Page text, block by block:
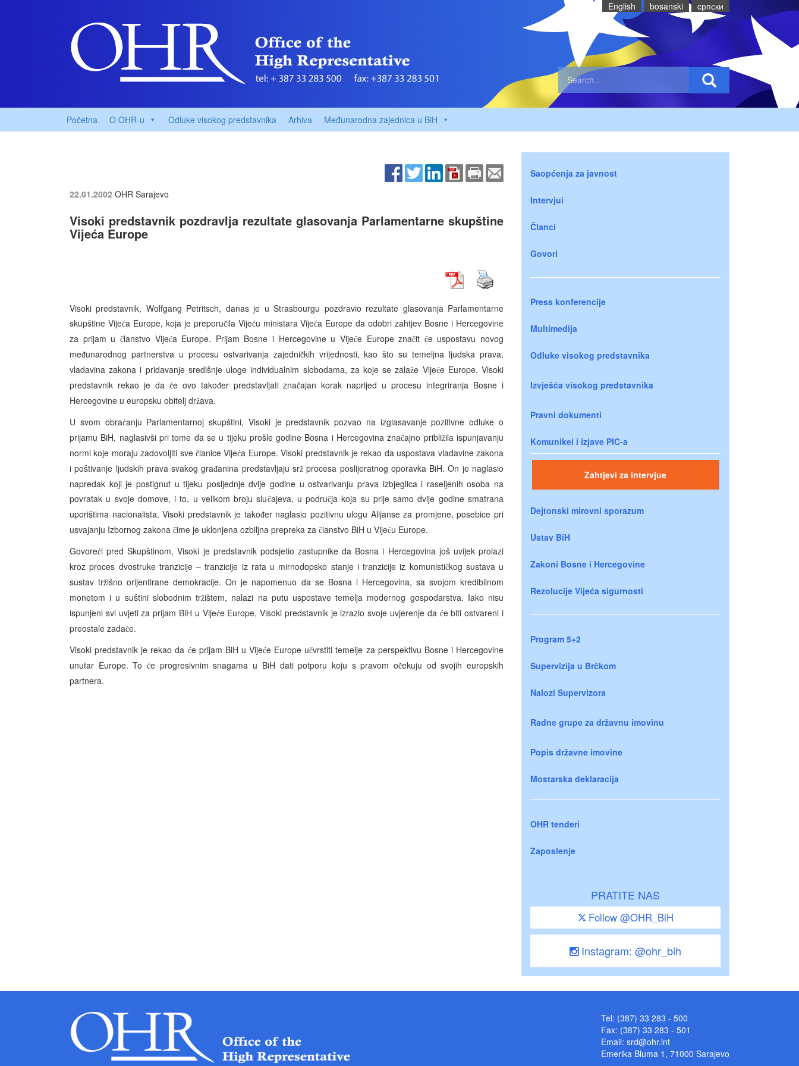
English bosanski cрпски
Početna O OHR-u Odluke visokog predstavnika Arhiva Međunarodna zajednica u BiH
22.01.2002 OHR Sarajevo
Visoki predstavnik pozdravlja rezultate glasovanja Parlamentarne skupštine
Vijeća Europe
Visoki predstavnik, Wolfgang Petritsch, danas je u Strasbourgu pozdravio rezultate glasovanja Parlamentarne
skupštine Vijeća Europe, koja je preporučila Vijeću ministara Vijeća Europe da odobri zahtjev Bosne i Hercegovine
za prijam u članstvo Vijeća Europe. Prijam Bosne i Hercegovine u Vijeće Europe značit će uspostavu novog
međunarodnog partnerstva u procesu ostvarivanja zajedničkih vrijednosti, kao što su temeljna ljudska prava,
vladavina zakona i pridavanje središnje uloge individualnim slobodama, za koje se zalaže Vijeće Europe. Visoki
predstavnik rekao je da će ovo također predstavljati značajan korak naprijed u procesu integriranja Bosne i
Hercegovine u europsku obitelj država.
U svom obraćanju Parlamentarnoj skupštini, Visoki je predstavnik pozvao na izglasavanje pozitivne odluke o
prijamu BiH, naglasivši pri tome da se u tijeku prošle godine Bosna i Hercegovina značajno približila ispunjavanju
normi koje moraju zadovoljiti sve članice Vijeća Europe. Visoki predstavnik je rekao da uspostava vladavine zakona
i poštivanje ljudskih prava svakog građanina predstavljaju srž procesa poslijeratnog oporavka BiH. On je naglasio
napredak koji je postignut u tijeku posljednje dvije godine u ostvarivanju prava izbjeglica i raseljenih osoba na
povratak u svoje domove, i to, u velikom broju slučajeva, u područja koja su prije samo dvije godine smatrana
uporištima nacionalista. Visoki predstavnik je također naglasio pozitivnu ulogu Alijanse za promjene, posebice pri
usvajanju Izbornog zakona čime je uklonjena ozbiljna prepreka za članstvo BiH u Vijeću Europe.
Govoreći pred Skupštinom, Visoki je predstavnik podsjetio zastupnike da Bosna i Hercegovina još uvijek prolazi
kroz proces dvostruke tranzicije – tranzicije iz rata u mirnodopsko stanje i tranzicije iz komunističkog sustava u
sustav tržišno orijentirane demokracije. On je napomenuo da se Bosna i Hercegovina, sa svojom kredibilnom
monetom i u suštini slobodnim tržištem, nalazi na putu uspostave temelja modernog gospodarstva. Iako nisu
ispunjeni svi uvjeti za prijam BiH u Vijeće Europe, Visoki predstavnik je izrazio svoje uvjerenje da će biti ostvareni i
preostale zadaće.
Visoki predstavnik je rekao da će prijam BiH u Vijeće Europe učvrstiti temelje za perspektivu Bosne i Hercegovine
unutar Europe. Toće progresivnim snagama u BiH dati potporu koju s pravom očekuju od svojih europskih
partnera.
Saopćenja za javnost
Intervjui
Članci
Govori
Press konferencije
Multimedija
Odluke visokog predstavnika
Izvješća visokog predstavnika
Pravni dokumenti
Komunikei i izjave PIC-a
Zahtjevi za intervjue
Dejtonski mirovni sporazum
Ustav BiH
Zakoni Bosne i Hercegovine
Rezolucije Vijeća sigurnosti
Program 5+2
Supervizija u Brčkom
Nalozi Supervizora
Radne grupe za državnu imovinu
Popis državne imovine
Mostarska deklaracija
OHR tenderi
Zaposlenje
PRATITE NAS
Follow @OHR_BiH
Instagram: @ohr_bih
Tel: (387) 33 283 - 500
Fax: (387) 33 283 - 501
Email: srd@ohr.int
Emerika Bluma 1, 71000 Sarajevo